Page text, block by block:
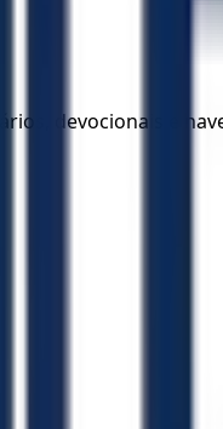
devocionais e